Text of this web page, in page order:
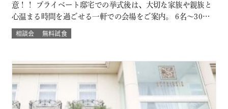
意！！ プライベート邸宅での挙式後は、大切な家族や親族と
心温まる時間を過ごせる一軒での会場をご案内。 6名～30名
様までご案内OK このフェアに含まれるコンテンツ SPECIAL
BENEFITS HPからフェア予約された方限定のご来館特典 特
内容は来…
相談会 無料試食